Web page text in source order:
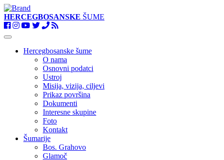
HERCEGBOSANSKE ŠUME
Toggle
navigationHercegbosanske šume
O nama
Osnovni podatci
Ustroj
Misija, vizija, ciljevi
Prikaz površina
Dokumenti
Interesne skupine
Foto
Kontakt
Šumarije
Bos. Grahovo
Glamoč